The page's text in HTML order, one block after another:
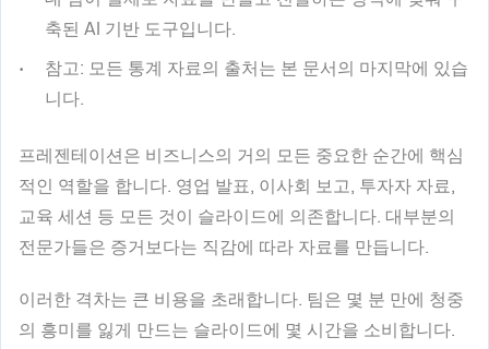
축된 AI 기반 도구입니다.
참고: 모든 통계 자료의 출처는 본 문서의 마지막에 있습
니다.
프레젠테이션은 비즈니스의 거의 모든 중요한 순간에 핵심
적인 역할을 합니다. 영업 발표, 이사회 보고, 투자자 자료,
교육 세션 등 모든 것이 슬라이드에 의존합니다. 대부분의
전문가들은 증거보다는 직감에 따라 자료를 만듭니다.
이러한 격차는 큰 비용을 초래합니다. 팀은 몇 분 만에 청중
의 흥미를 잃게 만드는 슬라이드에 몇 시간을 소비합니다.